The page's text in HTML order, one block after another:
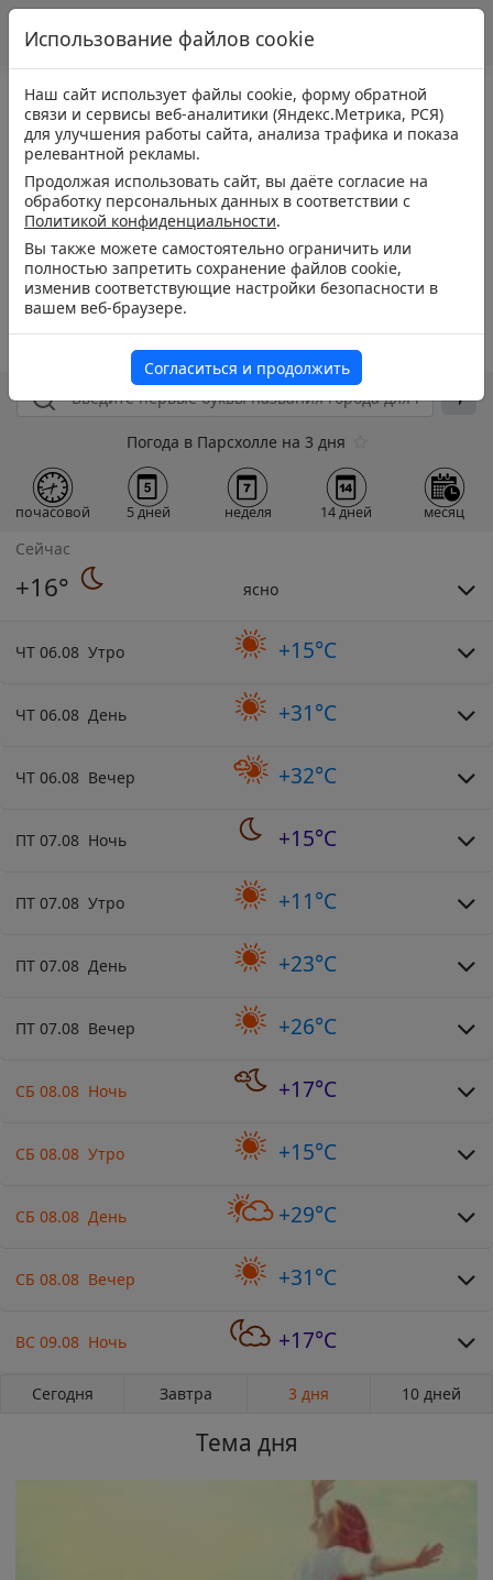
Погода в Парсхолле на 3 дня
почасовой 5 дней неделя 14 дней месяц
Сейчас
+16° ясно
ЧТ 06.08 Утро +15°C
ЧТ 06.08 День +31°C
ЧТ 06.08 Вечер +32°C
ПТ 07.08 Ночь +15°C
ПТ 07.08 Утро +11°C
ПТ 07.08 День +23°C
ПТ 07.08 Вечер +26°C
СБ 08.08 Ночь +17°C
СБ 08.08 Утро +15°C
СБ 08.08 День +29°C
СБ 08.08 Вечер +31°C
ВС 09.08 Ночь +17°C
Сегодня Завтра 3 дня 10 дней
Тема дня
Использование файлов cookie
Наш сайт использует файлы cookie, форму обратной
связи и сервисы веб-аналитики (Яндекс.Метрика, РСЯ)
для улучшения работы сайта, анализа трафика и показа
релевантной рекламы.
Продолжая использовать сайт, вы даёте согласие на
обработку персональных данных в соответствии с
Политикой конфиденциальности.
Вы также можете самостоятельно ограничить или
полностью запретить сохранение файлов cookie,
изменив соответствующие настройки безопасности в
вашем веб-браузере.
Согласиться и продолжить